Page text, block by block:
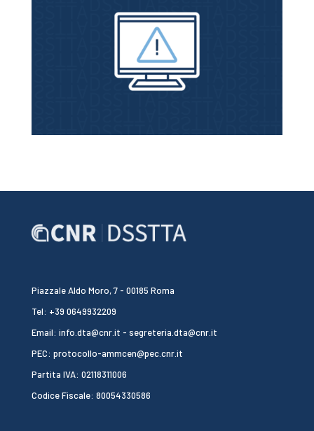
Piazzale Aldo Moro, 7 - 00185 Roma
Tel: +39 0649932209
Email: info.dta@cnr.it - segreteria.dta@cnr.it
PEC: protocollo-ammcen@pec.cnr.it
Partita IVA: 02118311006
Codice Fiscale: 80054330586